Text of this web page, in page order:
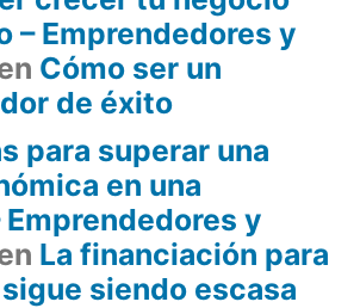
– Emprendedores y
Cómo ser un
de éxito
para superar una
en una
Emprendedores y
La financiación para
siendo escasa